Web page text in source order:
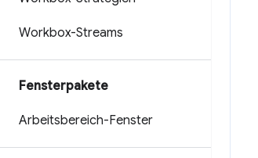
Workbox-Streams
Fensterpakete
Arbeitsbereich-Fenster